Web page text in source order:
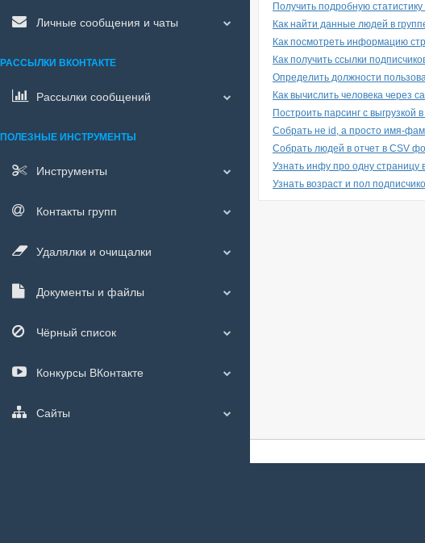
Получить подробную
Как найти данные людей в
Как посмотреть информацию
Как получить ссылки
Определить должности
Как вычислить человека через
Построить парсинг с
Собрать не id, а просто имя-
Собрать людей в отчет в CSV
Узнать инфу про одну страницу
Узнать возраст и пол
Личные сообщения и чаты
РАССЫЛКИ ВКОНТАКТЕ
Рассылки сообщений
ПОЛЕЗНЫЕ ИНСТРУМЕНТЫ
Инструменты
Контакты групп
Удалялки и очищалки
Документы и файлы
Чёрный список
Конкурсы ВКонтакте
Сайты